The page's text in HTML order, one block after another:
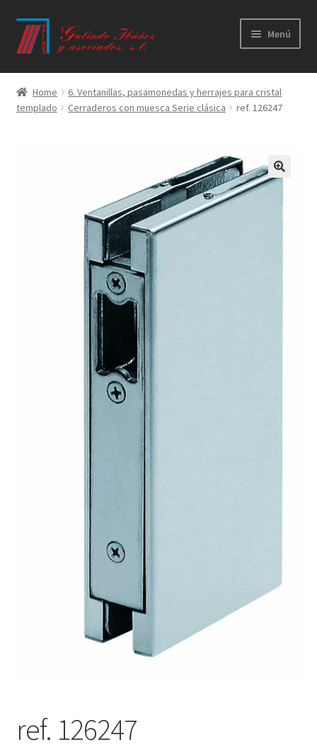
Ir
a
Ir
al
Menú
Principal
Productos
Trabaja con nosotros
Home
6. Ventanillas, pasamonedas y herrajes para cristal
templado
Cerraderos con muesca Serie clásica ref. 126247
ref. 126247